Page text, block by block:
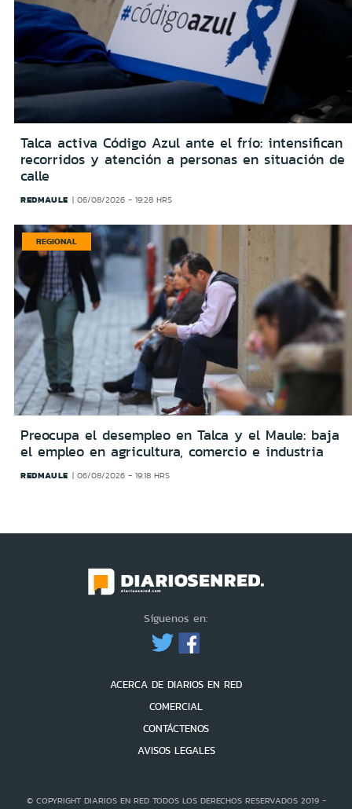
Talca activa Código Azul ante el frío: intensifican
recorridos y atención a personas en situación de
calle
REDMAULE 06/08/2026 - 19:28 HRS
REGIONAL
Preocupa el desempleo en Talca y el Maule: baja
el empleo en agricultura, comercio e industria
REDMAULE 06/08/2026 - 19:18 HRS
Síguenos en:
ACERCA DE DIARIOS EN RED
COMERCIAL
CONTÁCTENOS
AVISOS LEGALES
© COPYRIGHT DIARIOS EN RED TODOS LOS DERECHOS RESERVADOS 2019 -